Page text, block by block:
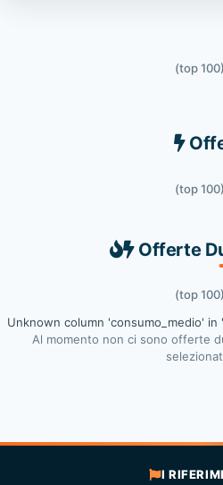
(top 100)
(top 100)
Offerte
(top 100)
Unknown column 'consumo_medio' in
Al momento non ci sono offerte
I